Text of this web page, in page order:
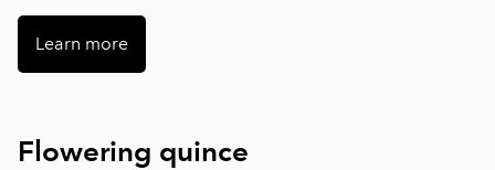
Learn more
Flowering quince